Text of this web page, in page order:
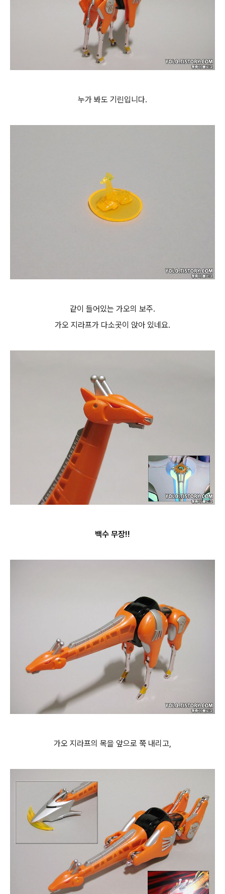
누가 봐도 기린입니다.
같이 들어있는 가오의 보주.
가오 지라프가 다소곳이 앉아 있네요.
백수 무장!!
가오 지라프의 목을 앞으로 쭉 내리고,